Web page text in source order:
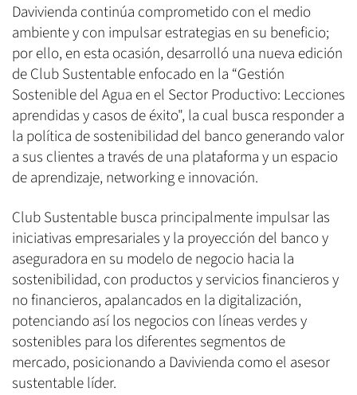
Davivienda continúa comprometido con el medio
ambiente y con impulsar estrategias en su beneficio;
por ello, en esta ocasión, desarrolló una nueva edición
de Club Sustentable enfocado en la “Gestión
Sostenible del Agua en el Sector Productivo: Lecciones
aprendidas y casos de éxito", la cual busca responder a
la política de sostenibilidad del banco generando valor
a sus clientes a través de una plataforma y un espacio
de aprendizaje, networking e innovación.
Club Sustentable busca principalmente impulsar las
iniciativas empresariales y la proyección del banco y
aseguradora en su modelo de negocio hacia la
sostenibilidad, con productos y servicios financieros y
no financieros, apalancados en la digitalización,
potenciando así los negocios con líneas verdes y
sostenibles para los diferentes segmentos de
mercado, posicionando a Davivienda como el asesor
sustentable líder.